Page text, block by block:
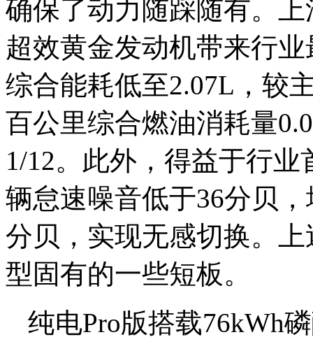
确保了动力随踩随有。
超效黄金发动机带来行
综合能耗低至2.07L，较
百公里综合燃油消耗量
1/12。此外，得益于行
辆怠速噪音低于36分贝
分贝，实现无感切换。
型固有的一些短板。
纯电Pro版搭载76kWh